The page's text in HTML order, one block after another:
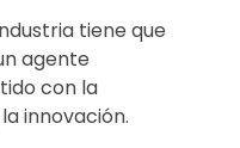
tiene que
agente
con la
innovación.